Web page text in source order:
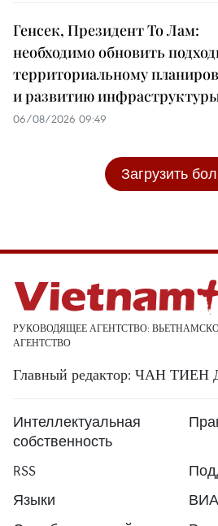
Генсек, Президент То Лам:
необходимо обновить
территориальному
и развитию
06/08/2026 09:49
Загрузить
РУКОВОДЯЩЕЕ АГЕНТСТВО:
АГЕНТСТВО
Главный редактор: ЧАН
Интеллектуальная
собственность
RSS
Языки
ВИА